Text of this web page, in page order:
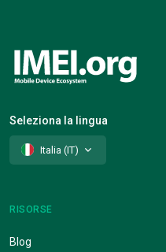
Seleziona la lingua
Italia (IT)
RISORSE
Blog